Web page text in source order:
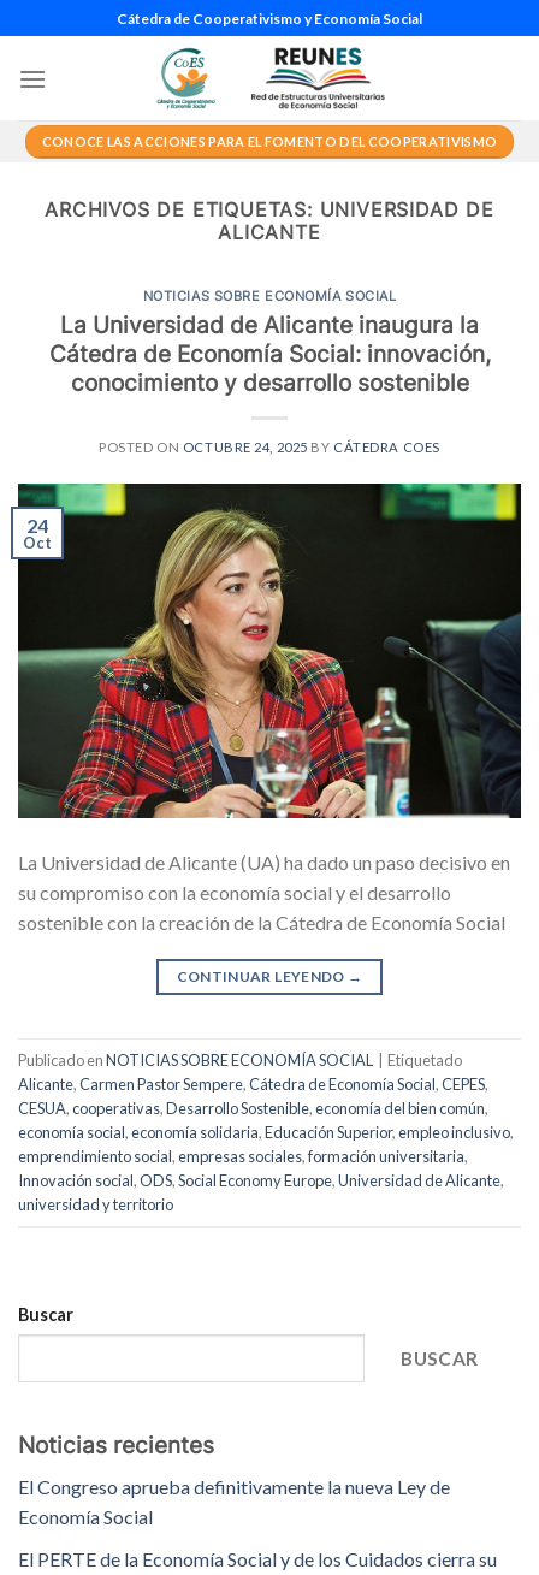
al
contenido
Cátedra de Cooperativismo y Economía Social
CONOCE LAS ACCIONES PARA EL FOMENTO DEL COOPERATIVISMO
ARCHIVOS DE ETIQUETAS: UNIVERSIDAD DE
ALICANTE
NOTICIAS SOBRE ECONOMÍA SOCIAL
La Universidad de Alicante inaugura la
Cátedra de Economía Social: innovación,
conocimiento y desarrollo sostenible
POSTED ON OCTUBRE 24, 2025 BY CÁTEDRA COES
24
Oct
La Universidad de Alicante (UA) ha dado un paso decisivo en
su compromiso con la economía social y el desarrollo
sostenible con la creación de la Cátedra de Economía Social
CONTINUAR LEYENDO →
Publicado enNOTICIAS SOBRE ECONOMÍA SOCIAL
Etiquetado
Alicante,Carmen Pastor Sempere,Cátedra de Economía Social,CEPES,
CESUA,cooperativas,Desarrollo Sostenible,economía del bien común,
economía social,economía solidaria,Educación Superior,empleo inclusivo,
emprendimiento social,empresas sociales,formación universitaria,
Innovación social,ODS,Social Economy Europe,Universidad de Alicante,
universidad y territorio
Buscar
BUSCAR
Noticias recientes
El Congreso aprueba definitivamente la nueva Ley de
Economía Social
El PERTE de la Economía Social y de los Cuidados cierra su